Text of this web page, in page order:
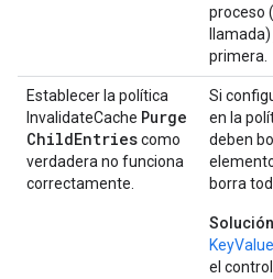
proceso
primera.
Establecer la política
InvalidateCache Purge
ChildEntriescomo
verdadera no funciona
correctamente.
Si
en la
deben
borra
el